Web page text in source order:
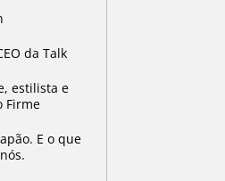
da Talk
estilista e
Firme
E o que